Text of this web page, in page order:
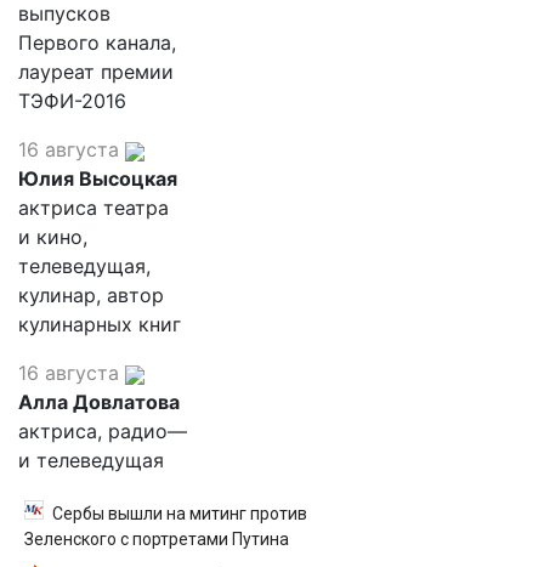
выпусков
Первого канала,
лауреат премии
ТЭФИ-2016
16 августа
Юлия Высоцкая
актриса театра
и кино,
телеведущая,
кулинар, автор
кулинарных книг
16 августа
Алла Довлатова
актриса, радио—
и телеведущая
Сербы вышли на митинг против
Зеленского с портретами Путина